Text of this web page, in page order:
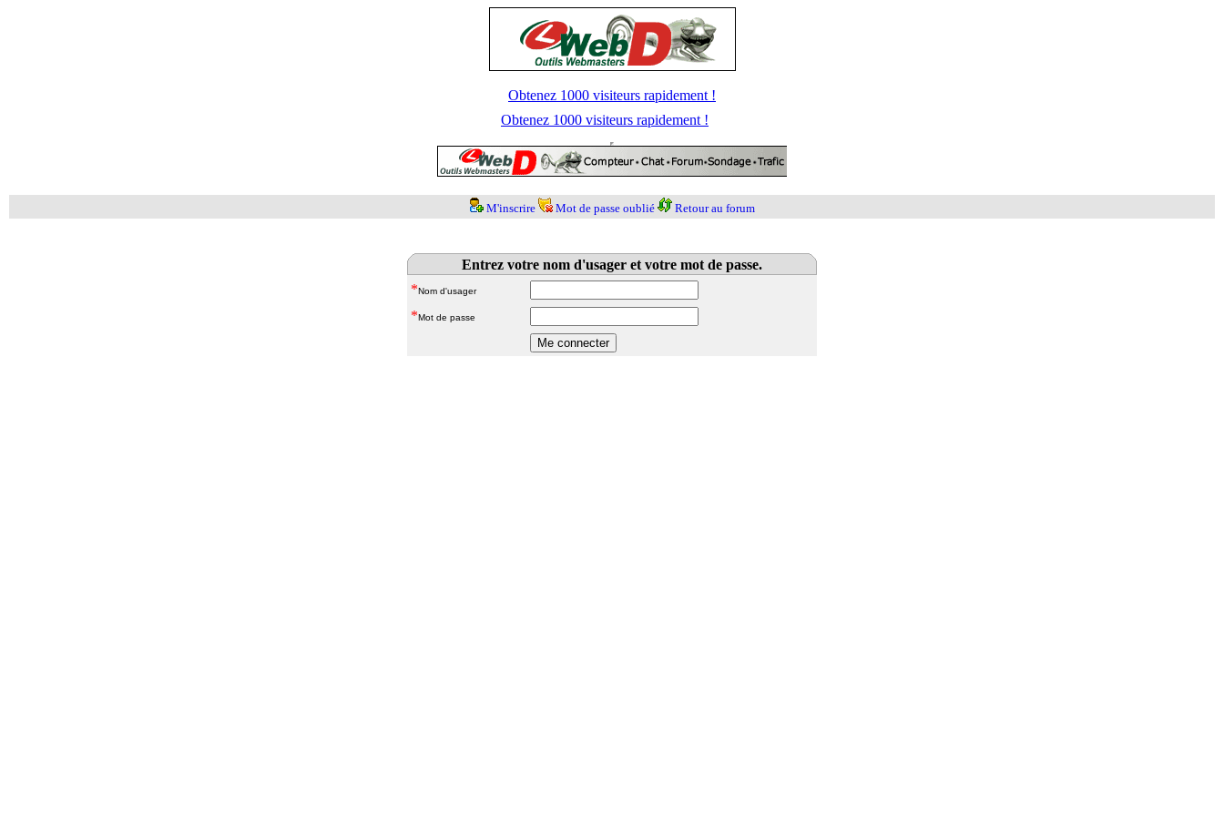
Obtenez 1000 visiteurs rapidement !
Obtenez 1000 visiteurs rapidement !
M'inscrire Mot de passe oublié Retour au forum
Entrez votre nom d'usager et votre mot de passe.
*Nom d'usager
*Mot de passe